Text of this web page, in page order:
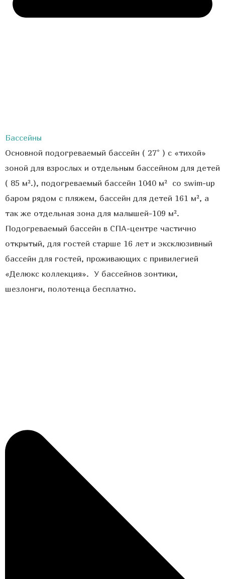
Бассейны
Основной подогреваемый бассейн ( 27° ) с «тихой»
зоной для взрослых и отдельным бассейном для детей
( 85 м².), подогреваемый бассейн 1040 м² со swim-up
баром рядом с пляжем, бассейн для детей 161 м², а
так же отдельная зона для малышей-109 м².
Подогреваемый бассейн в СПА-центре частично
открытый, для гостей старше 16 лет и эксклюзивный
бассейн для гостей, проживающих с привилегией
«Делюкс коллекция». У бассейнов зонтики,
шезлонги, полотенца бесплатно.